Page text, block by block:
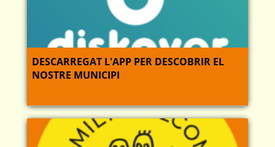
DESCARREGAT L'APP PER DESCOBRIR EL
NOSTRE MUNICIPI